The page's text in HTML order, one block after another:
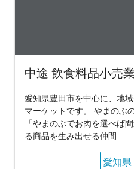
中途 飲食料品小売
愛知県豊田市を中心に、地
マーケットです。 やまのぶ
「やまのぶでお肉を選べば
る商品を生み出せる仲間
愛知県